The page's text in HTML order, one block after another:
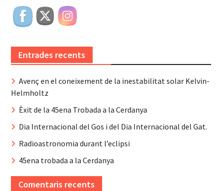
Entrades recents
Avenç en el coneixement de la inestabilitat solar Kelvin-
Helmholtz
Èxit de la 45ena Trobada a la Cerdanya
Dia Internacional del Gos i del Dia Internacional del Gat.
Radioastronomia durant l’eclipsi
45ena trobada a la Cerdanya
Comentaris recents